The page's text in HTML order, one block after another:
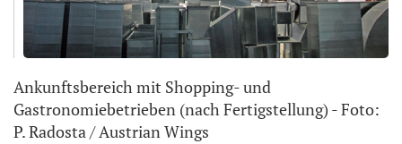
Ankunftsbereich mit Shopping- und
Gastronomiebetrieben (nach Fertigstellung) - Foto:
P. Radosta / Austrian Wings